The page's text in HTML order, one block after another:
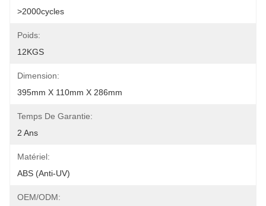
>2000cycles
Poids:
12KGS
Dimension:
395mm X 110mm X 286mm
Temps De Garantie:
2 Ans
Matériel:
ABS (anti-UV)
OEM/ODM: